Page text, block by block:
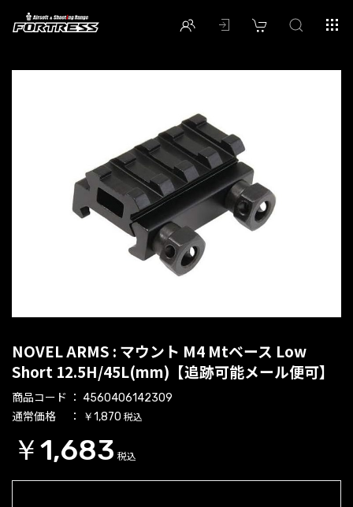
NOVEL ARMS : マウント M4 Mtベース Low
Short 12.5H/45L(mm)【追跡可能メール便可】
商品コード 4560406142309
通常価格 ￥1,870 税込
￥1,683 税込